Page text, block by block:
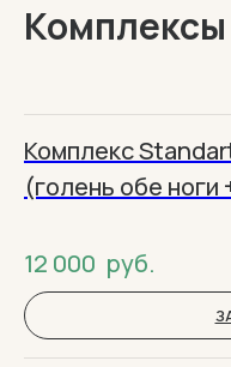
Комплексы
Комплекс
(голень обе
12 000 руб.